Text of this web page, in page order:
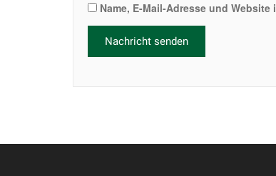
Name, E-Mail-Adresse und